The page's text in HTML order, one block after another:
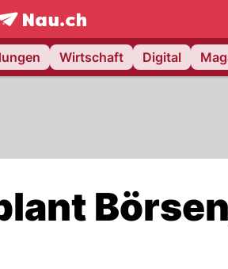
NAU.ch
Wirtschaft Digital